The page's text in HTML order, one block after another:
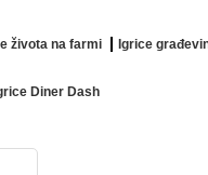
života na farmi Igrice
Diner Dash